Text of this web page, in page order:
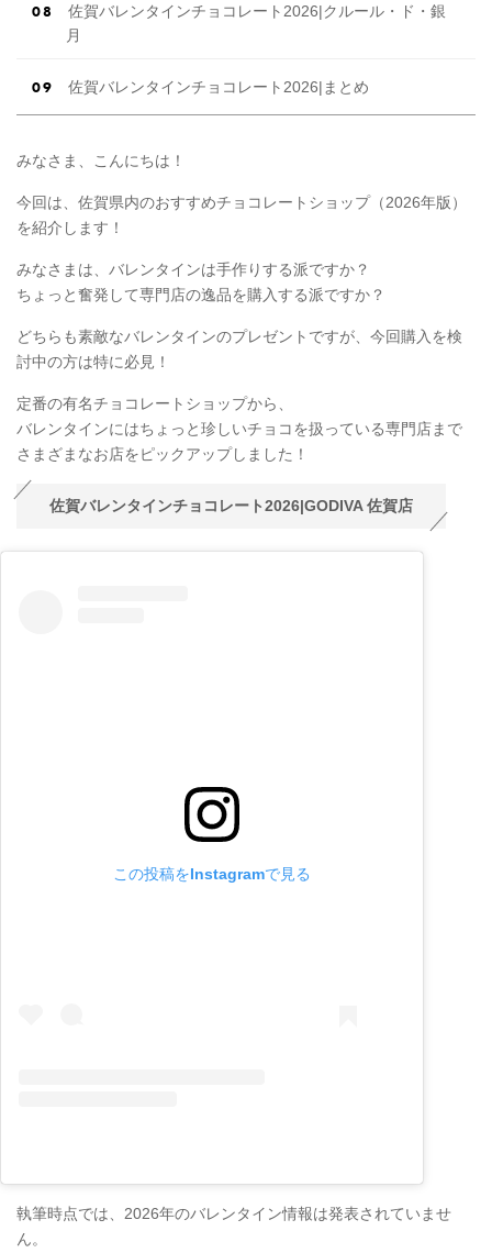
佐賀バレンタインチョコレート2026|クルール・ド・銀
月
佐賀バレンタインチョコレート2026|まとめ
みなさま、こんにちは！
今回は、佐賀県内のおすすめチョコレートショップ（2026年版）
を紹介します！
みなさまは、バレンタインは手作りする派ですか？
ちょっと奮発して専門店の逸品を購入する派ですか？
どちらも素敵なバレンタインのプレゼントですが、今回購入を検
討中の方は特に必見！
定番の有名チョコレートショップから、
バレンタインにはちょっと珍しいチョコを扱っている専門店まで
さまざまなお店をピックアップしました！
佐賀バレンタインチョコレート2026|GODIVA 佐賀店
この投稿をInstagramで見る
執筆時点では、2026年のバレンタイン情報は発表されていませ
ん。